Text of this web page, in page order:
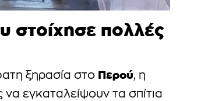
στοίχησε πολλές
ξηρασία στο Περού, η
εγκαταλείψουν τα σπίτια